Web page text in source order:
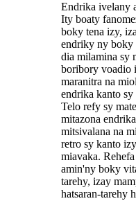
Endrika ivelany
Ity boaty
boky tena izy,
endriky ny boky
dia milamina sy
boribory voadio
maranitra na
endrika kanto
Telo refy sy
mitazona
mitsivalana na
retro sy kanto
miavaka.
amin'ny boky
tarehy, izay
hatsaran-tarehy